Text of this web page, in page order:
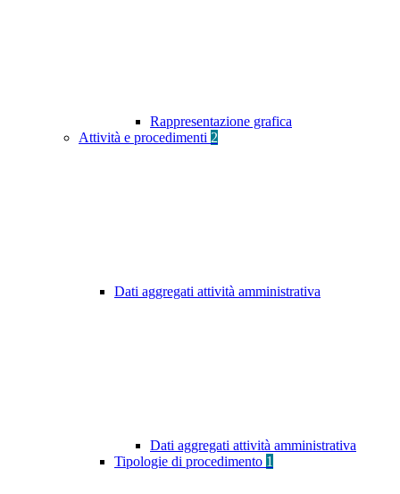
Rappresentazione grafica
Attività e procedimenti 2
Dati aggregati attività amministrativa
Dati aggregati attività amministrativa
Tipologie di procedimento 1